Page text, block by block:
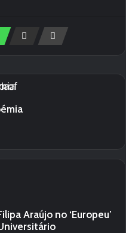
Araújo no ‘Europeu’